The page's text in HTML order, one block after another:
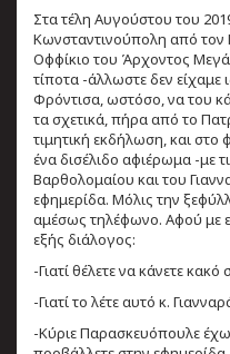
Στα τέλη Αυγούστου του
Κωνσταντινούπολη από τον
Οφφίκιο του Άρχοντος
τίποτα -άλλωστε δεν
Φρόντισα, ωστόσο, να του
τα σχετικά, πήρα από το
τιμητική εκδήλωση, και
ένα δισέλιδο αφιέρωμα -με
Βαρθολομαίου και του
εφημερίδα. Μόλις την
αμέσως τηλέφωνο. Αφού με
εξής διάλογος:
-Γιατί θέλετε να κάνετε
-Γιατί το λέτε αυτό κ.
-Κύριε Παρασκευόπουλε